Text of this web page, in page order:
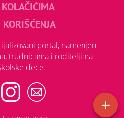
KORIŠĆENJA
portal, namenjen
trudnicama i roditeljima
dece.